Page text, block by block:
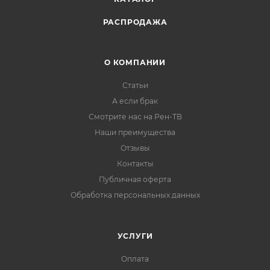
РАСПРОДАЖА
О КОМПАНИИ
Статьи
А если брак
Смотрите нас на Рен-ТВ
Наши преимущества
Отзывы
Контакты
Публичная оферта
Обработка персональных данных
УСЛУГИ
Оплата